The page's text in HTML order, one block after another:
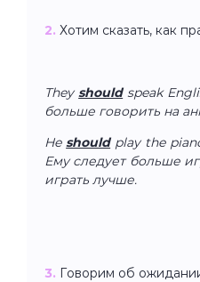
2. Хотим сказать, как
Theyshouldspeak
больше говорить на
Heshouldplay the
Ему следует больше
играть лучше.
3. Говорим об